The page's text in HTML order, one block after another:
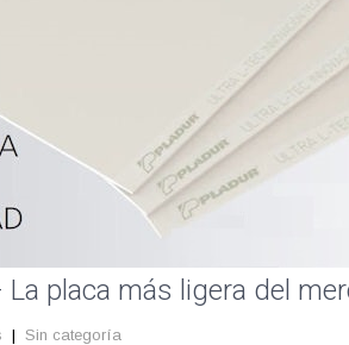
placa más ligera del
| Sin categoría